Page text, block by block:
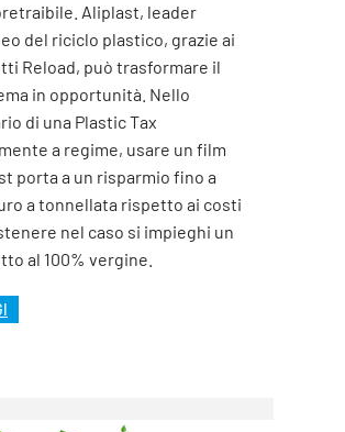
Aliplast, leader
del riciclo plastico, grazie ai
Reload, può trasformare il
in opportunità. Nello
di una Plastic Tax
a regime, usare un film
porta a un risparmio fino a
a tonnellata rispetto ai costi
nel caso si impieghi un
al 100% vergine.